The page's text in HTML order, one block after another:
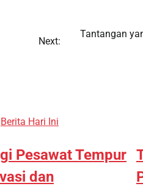
Next:
Tantangan
Berita Hari Ini
Pesawat Tempur
dan